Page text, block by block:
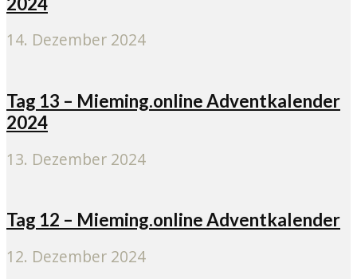
14. Dezember 2024
Tag 13 – Mieming.online Adventkalender
2024
13. Dezember 2024
Tag 12 – Mieming.online Adventkalender
12. Dezember 2024